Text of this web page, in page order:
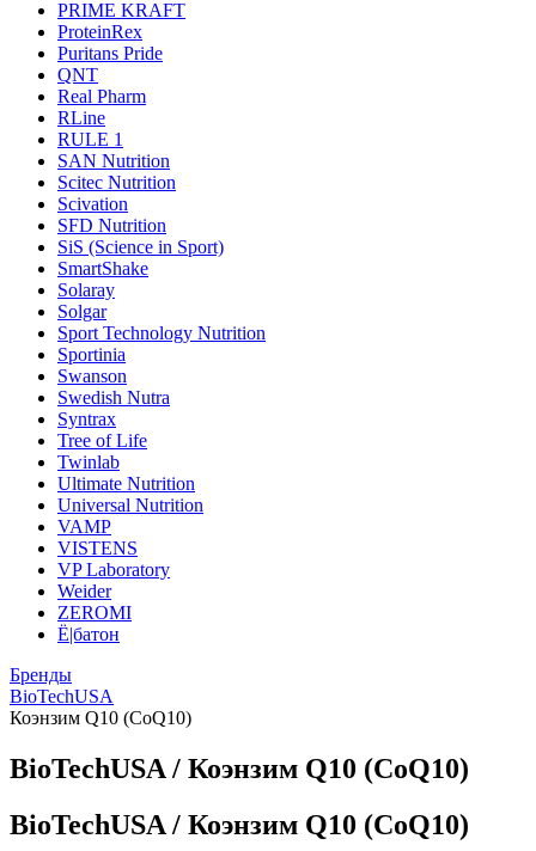
PRIME KRAFT
ProteinRex
Puritans Pride
QNT
Real Pharm
RLine
RULE 1
SAN Nutrition
Scitec Nutrition
Scivation
SFD Nutrition
SiS (Science in Sport)
SmartShake
Solaray
Solgar
Sport Technology Nutrition
Sportinia
Swanson
Swedish Nutra
Syntrax
Tree of Life
Twinlab
Ultimate Nutrition
Universal Nutrition
VAMP
VISTENS
VP Laboratory
Weider
ZEROMI
Ё|батон
Бренды
BioTechUSA
Коэнзим Q10 (CoQ10)
BioTechUSA / Коэнзим Q10 (CoQ10)
BioTechUSA / Коэнзим Q10 (CoQ10)